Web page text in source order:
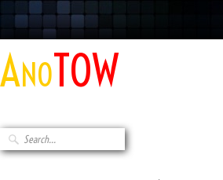
AnoTOW
About ANOTOW